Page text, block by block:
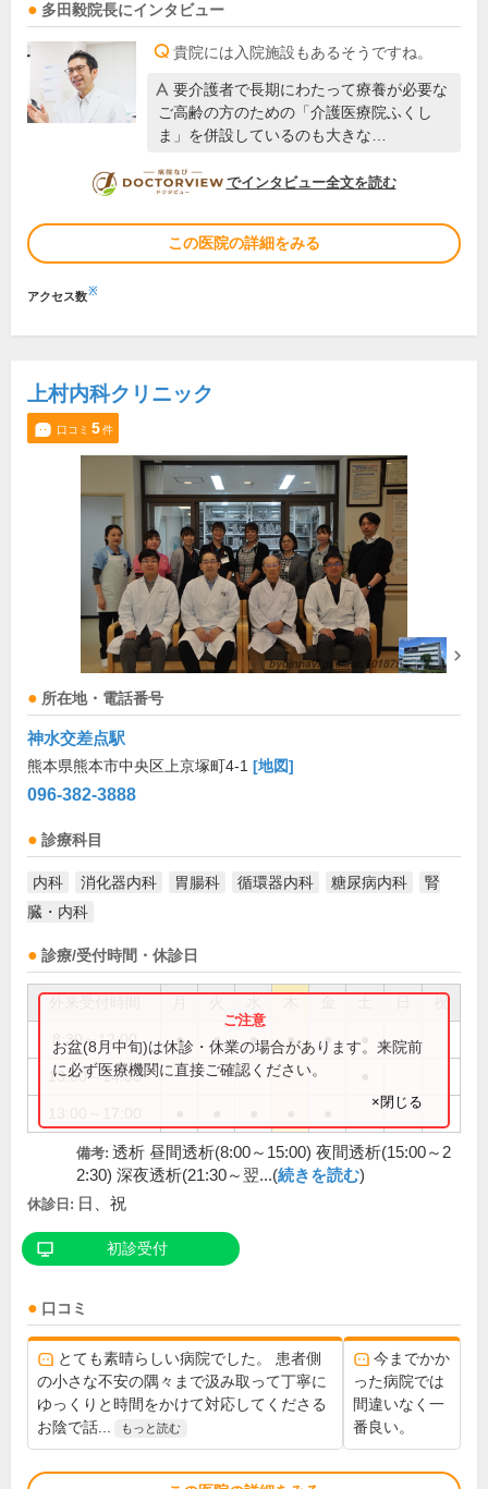
多田毅院長にインタビュー
貴院には入院施設もあるそうですね。
要介護者で長期にわたって療養が必要な
ご高齢の方のための「介護医療院ふくし
ま」を併設しているのも大きな…
DOCTORVIEW
でインタビュー全文を読む
この医院の詳細をみる
アクセス数※
上村内科クリニック
口コミ 5件
所在地・電話番号
神水交差点駅
熊本県熊本市中央区上京塚町4-1 [地図]
096-382-3888
診療科目
内科 消化器内科 胃腸科 循環器内科 糖尿病内科
腎
臓・内科
診療/受付時間・休診日
祝
8:30～12:00 ● ● ● ● ●
13:00～14:30
お盆(8月中旬)は休診・休業の場合があります。来院前
に必ず医療機関に直接ご確認ください。
×閉じる
備考: 透析 昼間透析(8:00～15:00) 夜間透析(15:00～2
2:30) 深夜透析(21:30～翌...(続きを読む)
休診日: 日、祝
初診受付
口コミ
とても素晴らしい病院でした。 患者側
の小さな不安の隅々まで汲み取って丁寧に
ゆっくりと時間をかけて対応してくださる
お陰で話...
もっと読む
今までかか
った病院では
間違いなく一
番良い。